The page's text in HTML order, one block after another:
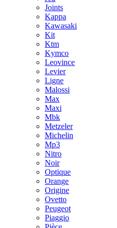
Joints
Kappa
Kawasaki
Kit
Ktm
Kymco
Leovince
Levier
Ligne
Malossi
Max
Maxi
Mbk
Metzeler
Michelin
Mp3
Nitro
Noir
Optique
Orange
Origine
Ovetto
Peugeot
Piaggio